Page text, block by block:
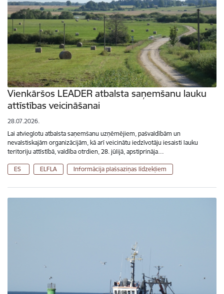
Vienkāršos LEADER atbalsta saņemšanu lauku
attīstības veicināšanai
28.07.2026.
Lai atvieglotu atbalsta saņemšanu uzņēmējiem, pašvaldībām un
nevalstiskajām organizācijām, kā arī veicinātu iedzīvotāju iesaisti lauku
teritoriju attīstībā, valdība otrdien, 28. jūlijā, apstiprināja…
ES ELFLA Informācija plašsaziņas līdzekļiem